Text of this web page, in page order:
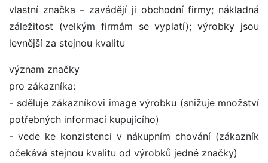
vlastní značka – zavádějí ji obchodní firmy; nákladná
záležitost (velkým firmám se vyplatí); výrobky jsou
levnější za stejnou kvalitu
význam značky
pro zákazníka:
- sděluje zákazníkovi image výrobku (snižuje množství
potřebných informací kupujícího)
- vede ke konzistenci v nákupním chování (zákazník
očekává stejnou kvalitu od výrobků jedné značky)